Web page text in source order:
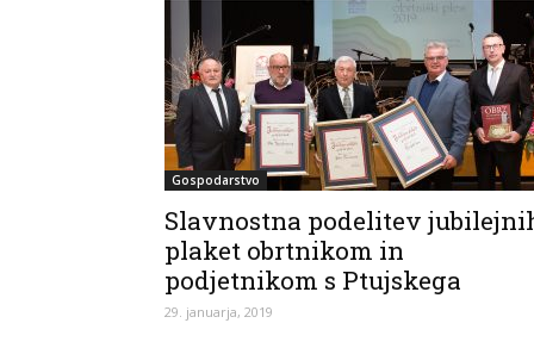
Gospodarstvo
Slavnostna podelitev
plaket obrtnikom in
podjetnikom s Ptujskega
29. januarja, 2019